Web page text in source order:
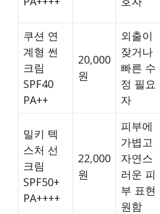
쿠션 연
계형 썬
크림
SPF40
PA++
20,000
원
외출이
잦거나
빠른 수
정 필요
자
밀키 텍
스처 선
크림
SPF50+
PA++++
22,000
원
피부에
가볍고
자연스
러운 피
부 표현
원함